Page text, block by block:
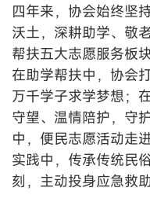
四年来，协会始终坚
沃土，深耕助学、敬
帮扶五大志愿服务板
在助学帮扶中，协会
万千学子求学梦想；
守望、温情陪护，守
中，便民志愿活动走
实践中，传承传统民
刻，主动投身应急救